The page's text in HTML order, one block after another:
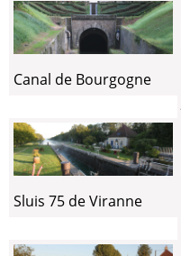
Canal de Bourgogne
Sluis 75 de Viranne